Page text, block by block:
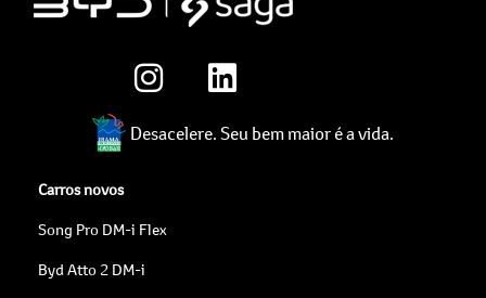
Desacelere. Seu bem maior é a vida.
Carros novos
Song Pro DM-i Flex
Byd Atto 2 DM-i